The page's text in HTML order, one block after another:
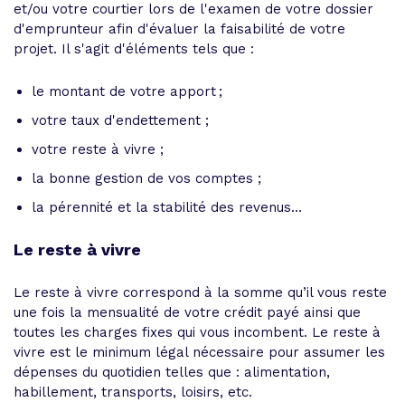
et/ou votre courtier lors de l'examen de votre dossier
d'emprunteur afin d'évaluer la faisabilité de votre
projet. Il s'agit d'éléments tels que :
le montant de votre apport ;
votre taux d'endettement ;
votre reste à vivre ;
la bonne gestion de vos comptes ;
la pérennité et la stabilité des revenus…
Le reste à vivre
Le reste à vivre correspond à la somme qu’il vous reste
une fois la mensualité de votre crédit payé ainsi que
toutes les charges fixes qui vous incombent. Le reste à
vivre est le minimum légal nécessaire pour assumer les
dépenses du quotidien telles que : alimentation,
habillement, transports, loisirs, etc.